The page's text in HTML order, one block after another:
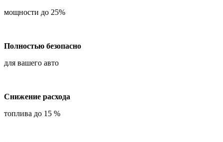
мощности до 25%
Полностью безопасно
для вашего авто
Снижение расхода
топлива до 15 %